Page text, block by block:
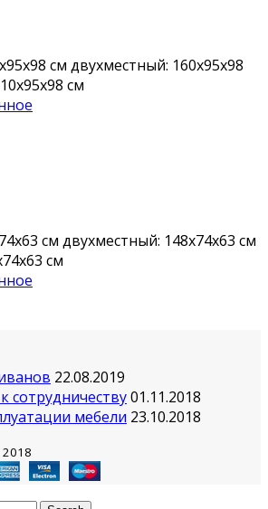
см двухместный: 160х95х98
см
см двухместный: 148х74х63 см
см
22.08.2019
сотрудничеству01.11.2018
мебели 23.10.2018
2018